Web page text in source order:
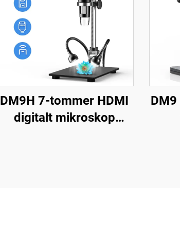
DM9H 7-tommer HDMI
digitalt mikroskop